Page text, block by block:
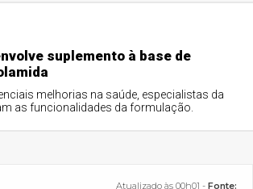
suplemento à base de
melhorias na saúde, especialistas da
as funcionalidades da formulação.
Atualizado às 00h01 - Fonte: